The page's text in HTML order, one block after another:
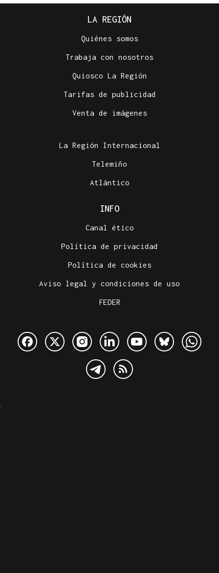
LA REGIÓN
Quiénes somos
Trabaja con nosotros
Quiosco La Región
Tarifas de publicidad
Venta de imágenes
La Región Internacional
Telemiño
Atlántico
INFO
Canal ético
Política de privacidad
Política de cookies
Aviso legal y condiciones de uso
FEDER